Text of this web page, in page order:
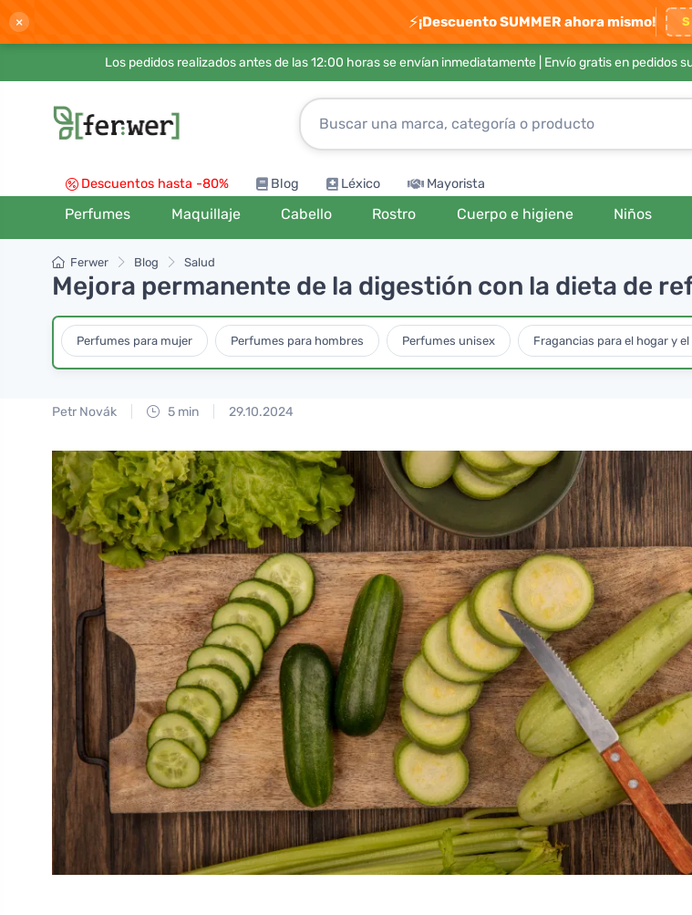
× ⚡¡Descuento SUMMER ahora mismo!
Los pedidos realizados antes de las 12:00 horas se envían inmediatamente | Envío gratis en pedidos
Descuentos hasta -80% Blog Léxico Mayorista
Perfumes Maquillaje Cabello Rostro Cuerpo e higiene Niños
Ferwer Blog Salud
Mejora permanente de la digestión con la dieta de
Perfumes para mujer Perfumes para hombres Perfumes unisex Fragancias para el hogar y
Petr Novák 5 min 29.10.2024